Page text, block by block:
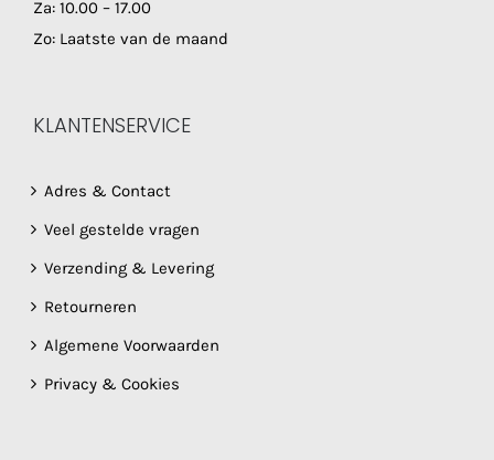
Za: 10.00 – 17.00
Zo: Laatste van de maand
KLANTENSERVICE
Adres & Contact
Veel gestelde vragen
Verzending & Levering
Retourneren
Algemene Voorwaarden
Privacy & Cookies